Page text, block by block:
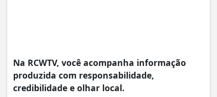
Na RCWTV, você acompanha informação
produzida com responsabilidade,
credibilidade e olhar local.